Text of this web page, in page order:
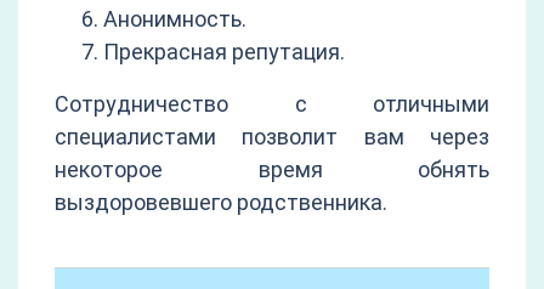
Анонимность.
Прекрасная репутация.
Сотрудничество с отличными
специалистами позволит вам через
некоторое время обнять
выздоровевшего родственника.